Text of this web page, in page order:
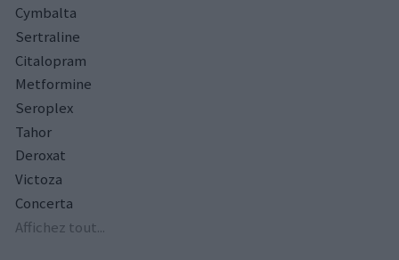
Cymbalta
Sertraline
Citalopram
Metformine
Seroplex
Tahor
Deroxat
Victoza
Concerta
Affichez tout...